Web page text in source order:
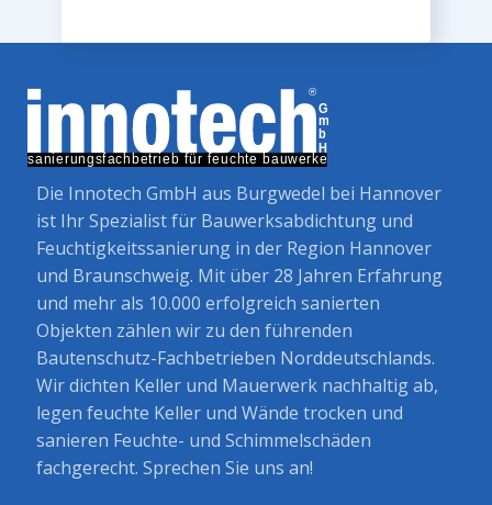
Die Innotech GmbH aus Burgwedel bei Hannover
ist Ihr Spezialist für Bauwerksabdichtung und
Feuchtigkeitssanierung in der Region Hannover
und Braunschweig. Mit über 28 Jahren Erfahrung
und mehr als 10.000 erfolgreich sanierten
Objekten zählen wir zu den führenden
Bautenschutz-Fachbetrieben Norddeutschlands.
Wir dichten Keller und Mauerwerk nachhaltig ab,
legen feuchte Keller und Wände trocken und
sanieren Feuchte- und Schimmelschäden
fachgerecht. Sprechen Sie uns an!